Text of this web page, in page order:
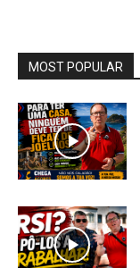
MOST POPULAR